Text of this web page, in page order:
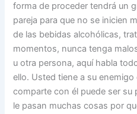
forma de proceder tendrá un
pareja para que no se inicien
de las bebidas alcohólicas,
momentos, nunca tenga
u otra persona, aquí habla
ello. Usted tiene a su
comparte con él puede ser su
le pasan muchas cosas por